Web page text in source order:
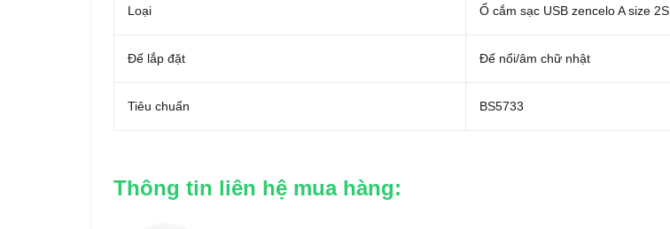
Loại Ổ cắm sạc USB zencelo A size 2S
Đế lắp đặt Đế nổi/âm chữ nhật
Tiêu chuẩn BS5733
Thông tin liên hệ mua hàng: